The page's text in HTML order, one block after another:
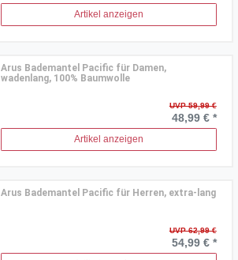
Artikel anzeigen
Arus Bademantel Pacific für Damen,
wadenlang, 100% Baumwolle
UVP 59,99 €
48,99 € *
Artikel anzeigen
Arus Bademantel Pacific für Herren, extra-lang
UVP 62,99 €
54,99 € *